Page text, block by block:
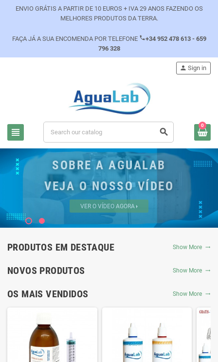
ENVIO GRÁTIS A PARTIR DE 10 EUROS + IVA 29 ANOS FAZENDO OS
MELHORES PRODUTOS DA TERRA.
FAÇA JÁ A SUA ENCOMENDA POR TELEFONE phone+34 952 478 613 - 659
796 328
view_headline search
person Sign in
0
PRODUTOS EM DESTAQUE Show More
NOVOS PRODUTOS Show More
OS MAIS VENDIDOS Show More